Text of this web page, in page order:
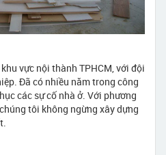
vực nội thành TPHCM, với đội
Đã có nhiều năm trong công
các sự cố nhà ở. Với phương
tôi không ngừng xây dựng